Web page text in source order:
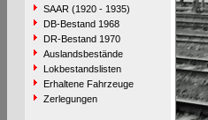
SAAR (1920 - 1935)
DB-Bestand 1968
DR-Bestand 1970
Auslandsbestände
Lokbestandslisten
Erhaltene Fahrzeuge
Zerlegungen